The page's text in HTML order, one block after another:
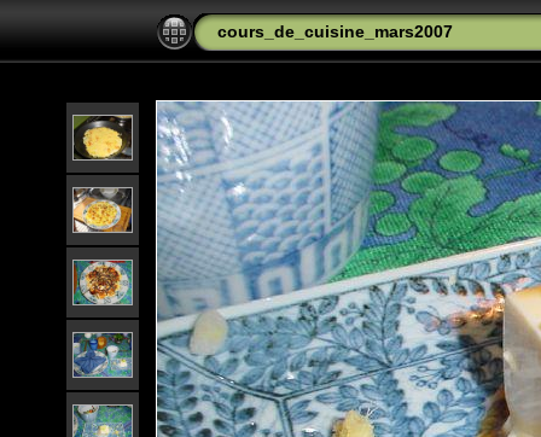
cours_de_cuisine_mars2007